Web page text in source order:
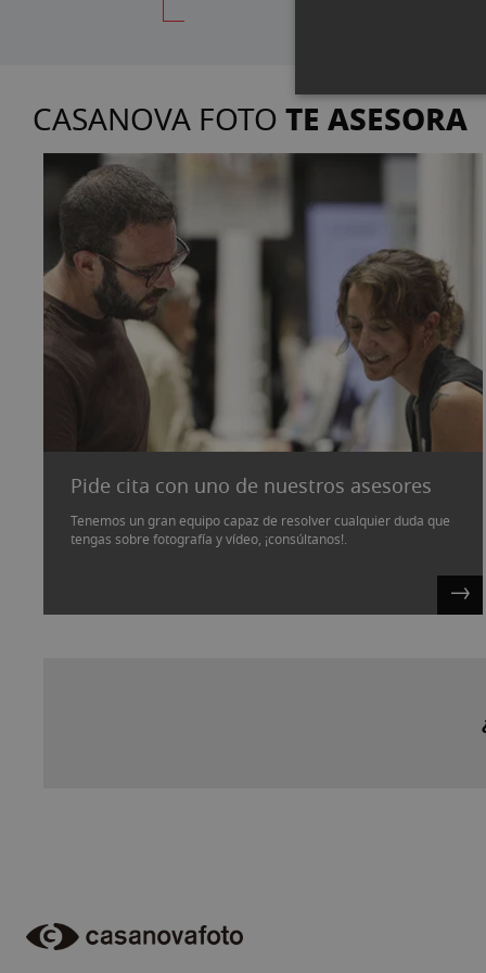
CASANOVA FOTO TE ASESORA
Pide cita con uno de nuestros asesores
Tenemos un gran equipo capaz de resolver cualquier duda que
tengas sobre fotografía y vídeo, ¡consúltanos!.